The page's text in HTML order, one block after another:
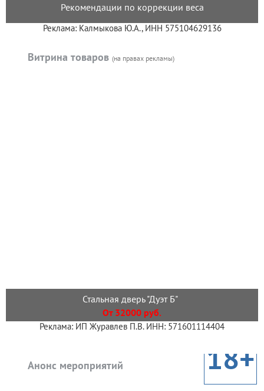
Рекомендации по коррекции веса
Реклама: Калмыкова Ю.А., ИНН 575104629136
Витрина товаров (на правах рекламы)
Стальная дверь "Дуэт Б"
От 32000 руб.
Реклама: ИП Журавлев П.В. ИНН: 571601114404
Анонс мероприятий 18+